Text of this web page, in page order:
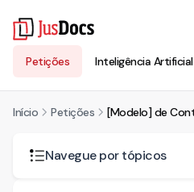
Petições Inteligência Artificial
Início Petições
Navegue por tópicos